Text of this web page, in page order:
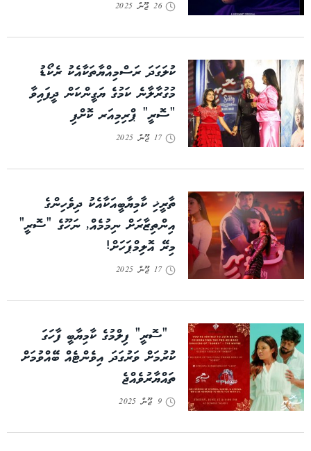
26 ޖޫން 2025
ކުލަގަދަ ރަސްމިއްޔާތަކާއެކު ރެކޯޑު
މުގުރާލާނެ ކަމުގެ ޔަގީންކަން ދީފައިވާ
“ސޮރީ” ޕްރިމިއަރ ކޮށްފި
17 ޖޫން 2025
ތާރީޚި ކާމިޔާބީއަކާއެކު ދިވެހިންގެ
އިންތިޒާރަށް ނިމުމެއް, ނަހޫގެ “ސޮރީ”
މިރޭ އޮލިމްޕަހަށް!
17 ޖޫން 2025
“ސޮރީ” ފިލްމުގެ ކާމިޔާބީ ފާހަގަ
ކުރުމަށް ވަރުގަދަ އިވެންޓެއް ބޭއްވުމަށް
ތައްޔާރުވެއްޖެ
9 ޖޫން 2025